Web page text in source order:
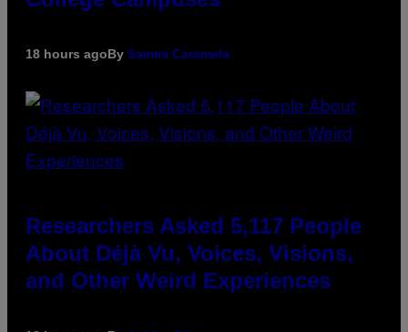
18 hours agoBy Sammi Caramela
Researchers Asked 5,117 People
About Déjà Vu, Voices, Visions,
and Other Weird Experiences